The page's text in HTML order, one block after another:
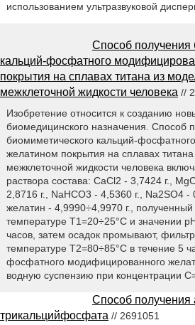
использованием ультразвуковой
Способ получения
кальций-фосфатного
покрытия на сплавах титана из
межклеточной жидкости человека //
Изобретение относится к созданию
биомедицинского назначения. Способ
биомиметического кальций-
желатином покрытия на сплавах
межклеточной жидкости человека
раствора состава: CaCl2 - 3,7424 г.,
2,8716 г., NaHCO3 - 4,5360 г., Na2SO4 -
желатин - 4,9990÷4,9970 г.,
температуре T1=20÷25°С и значении
часов, затем осадок промывают,
температуре Т2=80÷85°С в течение 5
фосфатного модифицированного
водную суспензию при концентрации
Способ
трикальцийфосфата // 2691051